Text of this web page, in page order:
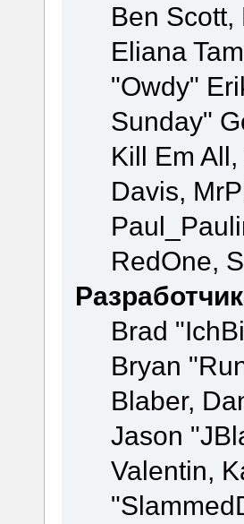
Ben Scott,
Eliana
"Owdy"
Sunday"
Kill Em
Davis,
RedOne,
Brad
Bryan
Blaber,
Jason
Valentin,